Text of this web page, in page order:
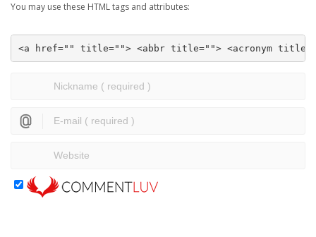
You may use these HTML tags and attributes:
<a href="" title=""> <abbr title=""> <acronym